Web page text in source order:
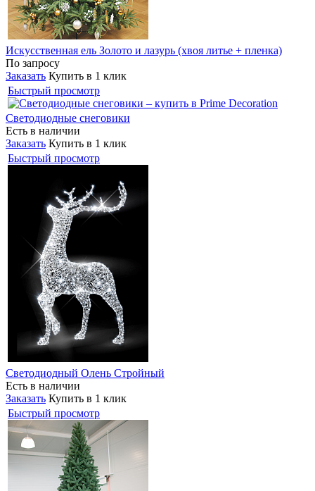
Искусственная ель Золото и лазурь (хвоя литье + пленка)
По запросу
Заказать Купить в 1 клик
Быстрый просмотр
Светодиодные снеговики
Есть в наличии
Заказать Купить в 1 клик
Быстрый просмотр
Светодиодный Олень Стройный
Есть в наличии
Заказать Купить в 1 клик
Быстрый просмотр